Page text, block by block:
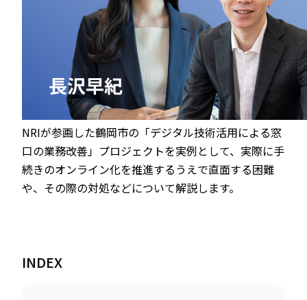
NRIが参画した鶴岡市の「デジタル技術活用による窓
口の業務改善」プロジェクトを実例として、実際に手
続きのオンライン化を推進するうえで直面する困難
や、その際の対処などについて解説します。
INDEX